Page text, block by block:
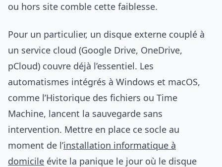
ou hors site comble cette faiblesse.
Pour un particulier, un disque externe couplé à
un service cloud (Google Drive, OneDrive,
pCloud) couvre déjà l’essentiel. Les
automatismes intégrés à Windows et macOS,
comme l’Historique des fichiers ou Time
Machine, lancent la sauvegarde sans
intervention. Mettre en place ce socle au
moment de l’installation informatique à
domicile évite la panique le jour où le disque